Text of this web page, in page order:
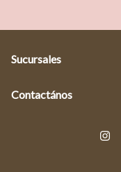
Sucursales
Contactános